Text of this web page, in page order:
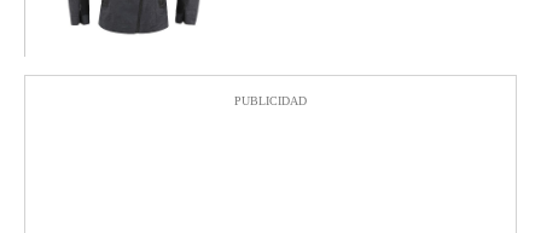
PUBLICIDAD